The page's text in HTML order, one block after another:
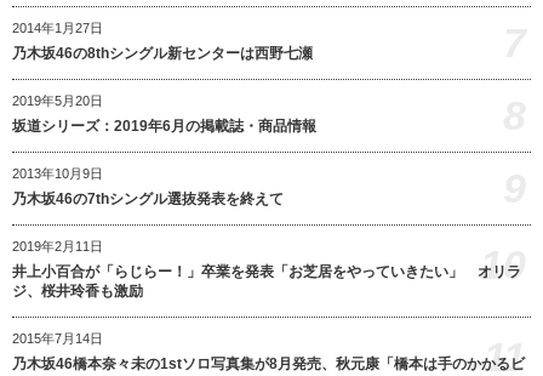
2014年1月27日
乃木坂46の8thシングル新センターは西野七瀬
2019年5月20日
坂道シリーズ：2019年6月の掲載誌・商品情報
2013年10月9日
乃木坂46の7thシングル選抜発表を終えて
2019年2月11日
井上小百合が「らじらー！」卒業を発表「お芝居をやっていきたい」 オリラ
ジ、桜井玲香も激励
10
2015年7月14日
乃木坂46橋本奈々未の1stソロ写真集が8月発売、秋元康「橋本は手のかかるビ
11